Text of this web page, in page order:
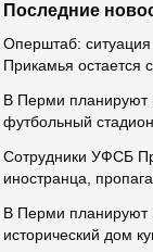
Последние
Оперштаб:
Прикамья остается
В Перми планируют
футбольный
Сотрудники УФСБ
иностранца,
В Перми планируют
исторический дом